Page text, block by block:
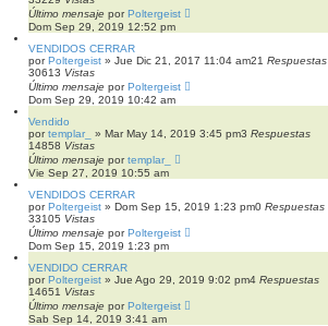
Último mensaje porPoltergeist
Dom Sep 29, 2019 12:52 pm
VENDIDOS CERRAR
porPoltergeist » Jue Dic 21, 2017 11:04 am21 Respuestas
30613 Vistas
Último mensaje porPoltergeist
Dom Sep 29, 2019 10:42 am
Vendido
portemplar_ » Mar May 14, 2019 3:45 pm3 Respuestas
14858 Vistas
Último mensaje portemplar_
Vie Sep 27, 2019 10:55 am
VENDIDOS CERRAR
porPoltergeist » Dom Sep 15, 2019 1:23 pm0 Respuestas
33105 Vistas
Último mensaje porPoltergeist
Dom Sep 15, 2019 1:23 pm
VENDIDO CERRAR
porPoltergeist » Jue Ago 29, 2019 9:02 pm4 Respuestas
14651 Vistas
Último mensaje porPoltergeist
Sab Sep 14, 2019 3:41 am